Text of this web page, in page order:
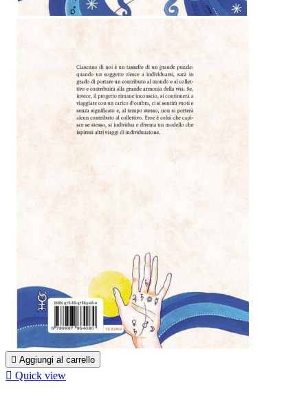
 Aggiungi al carrello
 Quick view